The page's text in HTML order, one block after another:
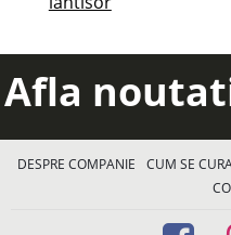
Afla
DESPRE COMPANIE CUM SE